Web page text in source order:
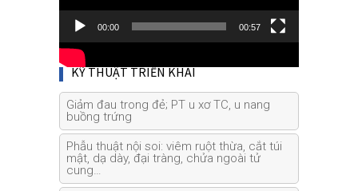
00:00 00:57
KỸ THUẬT TRIỂN KHAI
Giảm đau trong đẻ; PT u xơ TC, u nang
buồng trứng
Phẫu thuật nội soi: viêm ruột thừa, cắt túi
mật, dạ dày, đại tràng, chửa ngoài tử
cung…